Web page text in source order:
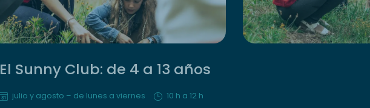
El Sunny Club: de 4 a 13 años
julio y agosto – de lunes a viernes 10 h a 12 h